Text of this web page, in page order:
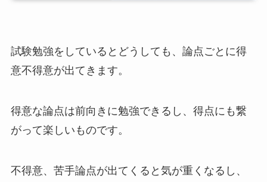
試験勉強をしているとどうしても、論点ごとに得
意不得意が出てきます。
得意な論点は前向きに勉強できるし、得点にも繋
がって楽しいものです。
不得意、苦手論点が出てくると気が重くなるし、